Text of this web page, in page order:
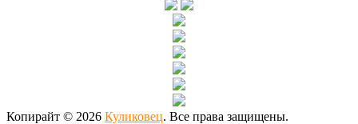
Копирайт © 2026 Куликовец. Все права защищены.